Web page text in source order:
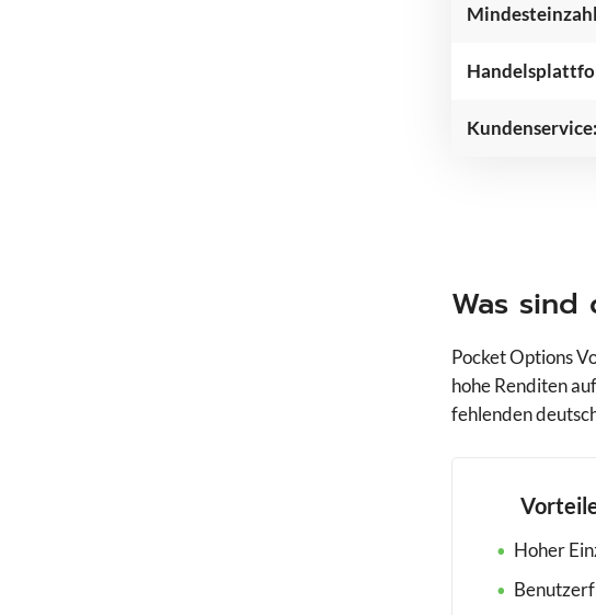
Consorsbank
Finanzen.net
Smartbroker
Swissquote
Kundenservice:
Was
Pocket Options
hohe Renditen
fehlenden
Hoher